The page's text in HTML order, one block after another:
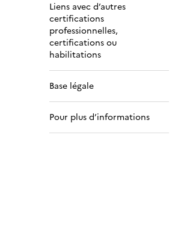
Liens avec d’autres
certifications
professionnelles,
certifications ou
habilitations
Base légale
Pour plus d’informations